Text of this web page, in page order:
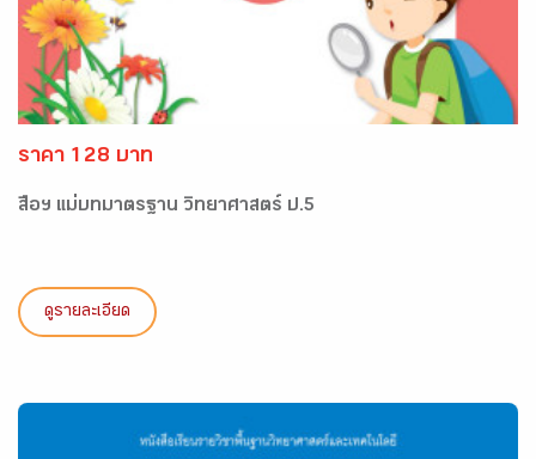
ราคา 128 บาท
สื่อฯ แม่บทมาตรฐาน วิทยาศาสตร์ ป.5
ดูรายละเอียด